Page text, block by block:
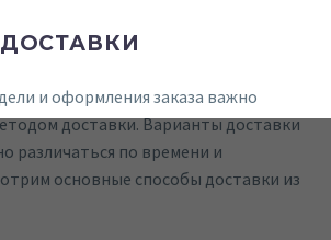
и оформления заказа важно
доставки. Варианты доставки
различаться по времени и
основные способы доставки из